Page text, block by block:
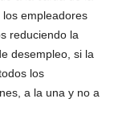
empleadores
reduciendo la
desempleo, si la
los
a la una y no a